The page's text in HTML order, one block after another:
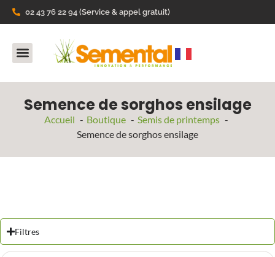
02 43 76 22 94 (Service & appel gratuit)
Semence de sorghos ensilage
Accueil Boutique
Semis de printemps
Semence de sorghos ensilage
Filtres